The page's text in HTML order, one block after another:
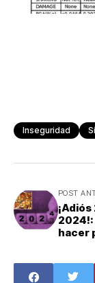
Inseguridad
POST
2024!:
hacer